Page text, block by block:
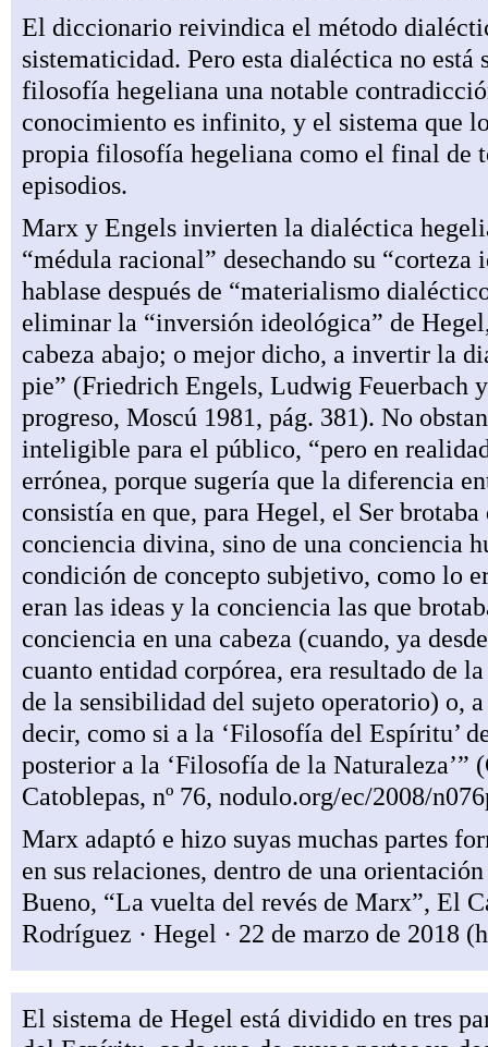
El diccionario reivindica el método
sistematicidad. Pero esta dialéctica no
filosofía hegeliana una notable
conocimiento es infinito, y el sistema que
propia filosofía hegeliana como el final de
episodios.
Marx y Engels invierten la dialéctica
“médula racional” desechando su
hablase después de “materialismo
eliminar la “inversión ideológica” de
cabeza abajo; o mejor dicho, a invertir la
pie” (Friedrich Engels, Ludwig
progreso, Moscú 1981, pág. 381). No
inteligible para el público, “pero en
errónea, porque sugería que la diferencia
consistía en que, para Hegel, el Ser
conciencia divina, sino de una conciencia
condición de concepto subjetivo, como lo
eran las ideas y la conciencia las que
conciencia en una cabeza (cuando, ya
cuanto entidad corpórea, era resultado de
de la sensibilidad del sujeto operatorio) o,
decir, como si a la ‘Filosofía del Espíritu’
posterior a la ‘Filosofía de la
Catoblepas, nº 76, nodulo.org/ec/2008/
Marx adaptó e hizo suyas muchas partes
en sus relaciones, dentro de una
Bueno, “La vuelta del revés de Marx”, El
Rodríguez · Hegel · 22 de marzo de 2018
El sistema de Hegel está dividido en tres